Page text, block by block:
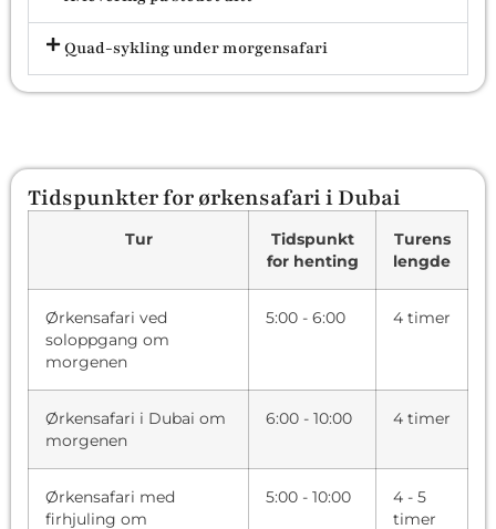
Quad-sykling under morgensafari
Tidspunkter for ørkensafari i Dubai
Tur
Tidspunkt
for henting
Turens
lengde
Ørkensafari ved
soloppgang om
morgenen
5:00 - 6:00 4 timer
Ørkensafari i Dubai om
morgenen
6:00 - 10:00 4 timer
Ørkensafari med
firhjuling om
5:00 - 10:00
4 - 5
timer